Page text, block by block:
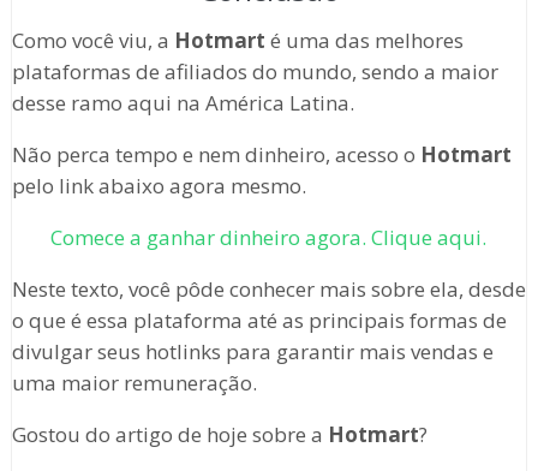
Como você viu, a Hotmart é uma das melhores
plataformas de afiliados do mundo, sendo a maior
desse ramo aqui na América Latina.
Não perca tempo e nem dinheiro, acesso o Hotmart
pelo link abaixo agora mesmo.
Comece a ganhar dinheiro agora. Clique aqui.
Neste texto, você pôde conhecer mais sobre ela, desde
o que é essa plataforma até as principais formas de
divulgar seus hotlinks para garantir mais vendas e
uma maior remuneração.
Gostou do artigo de hoje sobre a Hotmart?